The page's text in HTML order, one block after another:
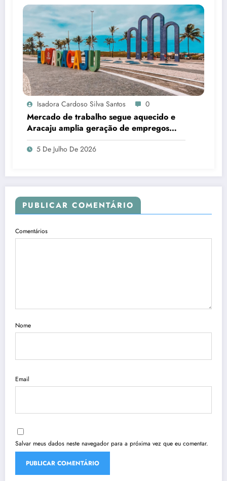
Isadora Cardoso Silva Santos 0
Mercado de trabalho segue aquecido e
Aracaju amplia geração de empregos
formais
5 De Julho De 2026
PUBLICAR COMENTÁRIO
Comentários
Nome
Email
Salvar meus dados neste navegador para a próxima vez que eu comentar.